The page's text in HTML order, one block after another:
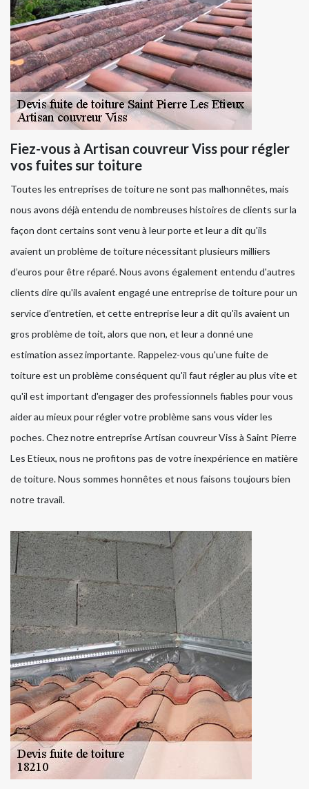
Fiez-vous à Artisan couvreur Viss pour régler
vos fuites sur toiture
Toutes les entreprises de toiture ne sont pas malhonnêtes, mais
nous avons déjà entendu de nombreuses histoires de clients sur la
façon dont certains sont venu à leur porte et leur a dit qu'ils
avaient un problème de toiture nécessitant plusieurs milliers
d’euros pour être réparé. Nous avons également entendu d'autres
clients dire qu'ils avaient engagé une entreprise de toiture pour un
service d’entretien, et cette entreprise leur a dit qu'ils avaient un
gros problème de toit, alors que non, et leur a donné une
estimation assez importante. Rappelez-vous qu'une fuite de
toiture est un problème conséquent qu'il faut régler au plus vite et
qu'il est important d'engager des professionnels fiables pour vous
aider au mieux pour régler votre problème sans vous vider les
poches. Chez notre entreprise Artisan couvreur Viss à Saint Pierre
Les Etieux, nous ne profitons pas de votre inexpérience en matière
de toiture. Nous sommes honnêtes et nous faisons toujours bien
notre travail.